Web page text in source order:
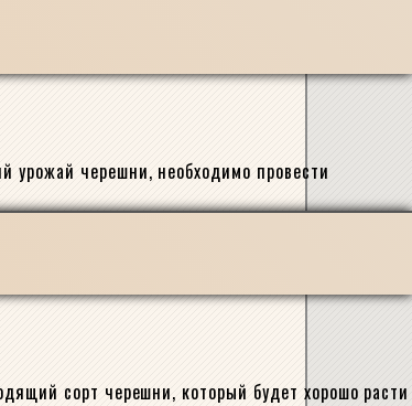
черешни, необходимо провести
сорт черешни, который будет хорошо расти